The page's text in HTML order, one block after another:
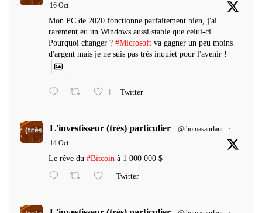
16 Oct
Mon PC de 2020 fonctionne parfaitement bien, j'ai
rarement eu un Windows aussi stable que celui-ci...
Pourquoi changer ? #Microsoft va gagner un peu moins
d'argent mais je ne suis pas très inquiet pour l'avenir !
1 Twitter
L'investisseur (très) particulier @thomasaurlant
·
14 Oct
Le rêve du #Bitcoin à 1 000 000 $
Twitter